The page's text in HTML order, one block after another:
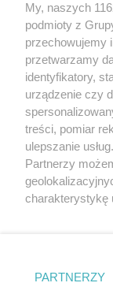
Żaden utwór
rozpowszechniany
tym także
eksploatacji w
Internecie bez
wykorzystanie
tzn. bez właściwej
ścigane prawnie.
My, naszych
podmioty z
przechowujemy
przetwarzamy
identyfikatory,
urządzenie czy
treści, pomiar
ulepszanie
Partnerzy
charakterystykę
zmienić/
znajdujący się
PARTNERZY